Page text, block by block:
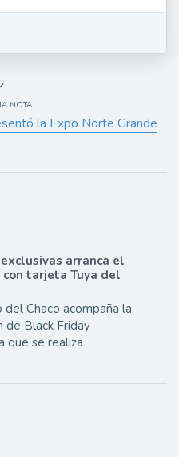
NOTA
la Expo Norte Grande
arranca el
con tarjeta Tuya del
del Chaco acompaña la
de Black Friday
que se realiza